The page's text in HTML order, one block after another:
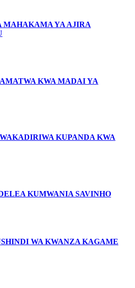
MAHAKAMA YA AJIRA
KWA MADAI YA
KUPANDA KWA
KUMWANIA SAVINHO
WA KWANZA KAGAME